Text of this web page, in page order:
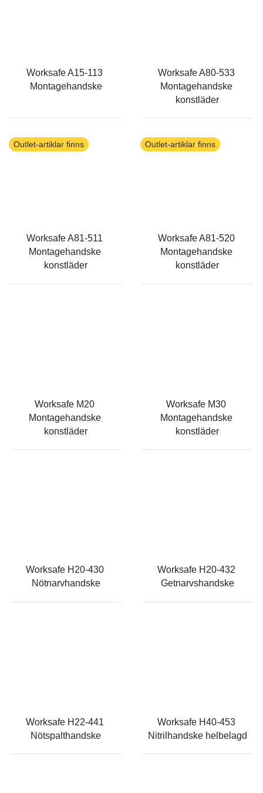
Worksafe A15-113
Montagehandske
Worksafe A80-533
Montagehandske
konstläder
Outlet-artiklar finns
Worksafe A81-511
Montagehandske
konstläder
Outlet-artiklar finns
Worksafe A81-520
Montagehandske
konstläder
Worksafe M20
Montagehandske
konstläder
Worksafe M30
Montagehandske
konstläder
Worksafe H20-430
Nötnarvhandske
Worksafe H20-432
Getnarvshandske
Worksafe H22-441
Nötspalthandske
Worksafe H40-453
Nitrilhandske helbelagd